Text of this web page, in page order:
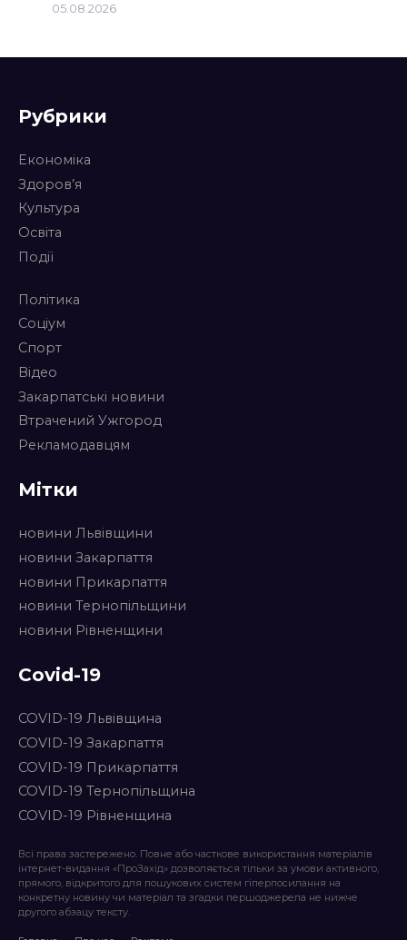
05.08.2026
Рубрики
Економіка
Здоров’я
Культура
Освіта
Події
Політика
Соціум
Спорт
Відео
Закарпатські новини
Втрачений Ужгород
Рекламодавцям
Мітки
новини Львівщини
новини Закарпаття
новини Прикарпаття
новини Тернопільщини
новини Рівненщини
Covid-19
COVID-19 Львівщина
COVID-19 Закарпаття
COVID-19 Прикарпаття
COVID-19 Тернопільщина
COVID-19 Рівненщина
Всі права застережено. Повне або часткове використання матеріалів
інтернет-видання «ПроЗахід» дозволяється тільки за умови активного,
прямого, відкритого для пошукових систем гіперпосилання на
конкретну новину чи матеріал та згадки першоджерела не нижче
другого абзацу тексту.